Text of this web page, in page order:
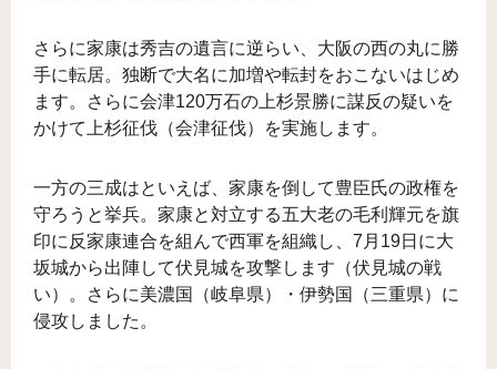
さらに家康は秀吉の遺言に逆らい、大阪の西の丸に勝
手に転居。独断で大名に加増や転封をおこないはじめ
ます。さらに会津120万石の上杉景勝に謀反の疑いを
かけて上杉征伐（会津征伐）を実施します。
一方の三成はといえば、家康を倒して豊臣氏の政権を
守ろうと挙兵。家康と対立する五大老の毛利輝元を旗
印に反家康連合を組んで西軍を組織し、7月19日に大
坂城から出陣して伏見城を攻撃します（伏見城の戦
い）。さらに美濃国（岐阜県）・伊勢国（三重県）に
侵攻しました。